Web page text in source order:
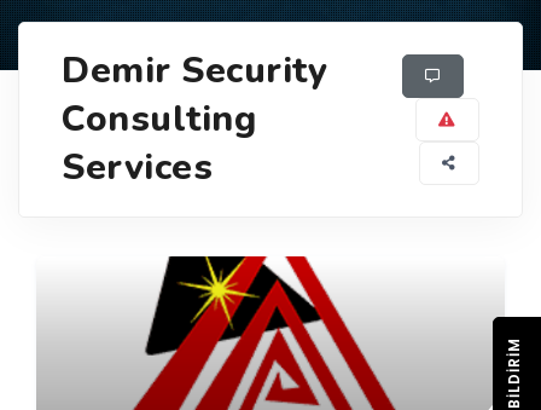
ÜRÜNLER
NASIL ÇALIŞIR?
Demir Security
Consulting
Services
BILDIRIM